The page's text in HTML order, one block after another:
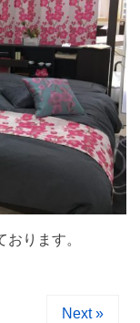
ります。
Next »